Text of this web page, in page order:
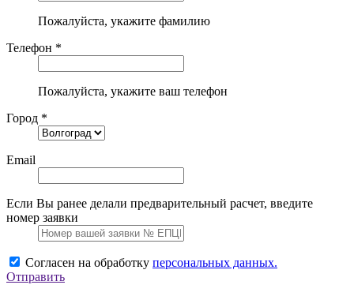
Пожалуйста, укажите фамилию
Телефон *
Пожалуйста, укажите ваш телефон
Город *
Email
Если Вы ранее делали предварительный расчет, введите
номер заявки
Согласен на обработку персональных данных.
Отправить